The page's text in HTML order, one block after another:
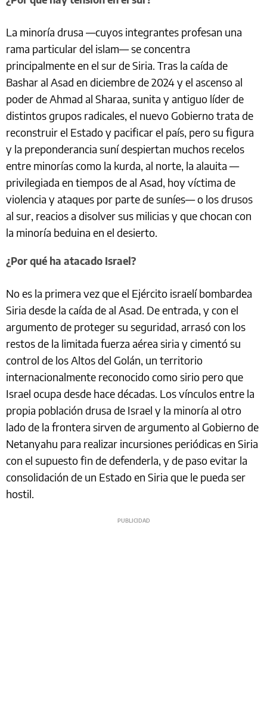
La minoría drusa —cuyos integrantes profesan una
rama particular del islam— se concentra
principalmente en el sur de Siria. Tras la caída de
Bashar al Asad en diciembre de 2024 y el ascenso al
poder de Ahmad al Sharaa, sunita y antiguo líder de
distintos grupos radicales, el nuevo Gobierno trata de
reconstruir el Estado y pacificar el país, pero su figura
y la preponderancia suní despiertan muchos recelos
entre minorías como la kurda, al norte, la alauita —
privilegiada en tiempos de al Asad, hoy víctima de
violencia y ataques por parte de suníes— o los drusos
al sur, reacios a disolver sus milicias y que chocan con
la minoría beduina en el desierto.
¿Por qué ha atacado Israel?
No es la primera vez que el Ejército israelí bombardea
Siria desde la caída de al Asad. De entrada, y con el
argumento de proteger su seguridad, arrasó con los
restos de la limitada fuerza aérea siria y cimentó su
control de los Altos del Golán, un territorio
internacionalmente reconocido como sirio pero que
Israel ocupa desde hace décadas. Los vínculos entre la
propia población drusa de Israel y la minoría al otro
lado de la frontera sirven de argumento al Gobierno de
Netanyahu para realizar incursiones periódicas en Siria
con el supuesto fin de defenderla, y de paso evitar la
consolidación de un Estado en Siria que le pueda ser
hostil.